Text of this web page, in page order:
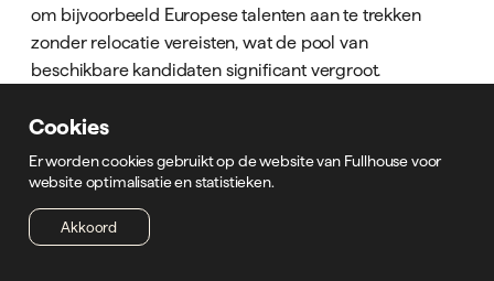
Cookies
Er worden cookies gebruikt op de website van Fullhouse voor
website optimalisatie en statistieken.
Akkoord
om bijvoorbeeld Europese talenten aan te trekken
zonder relocatie vereisten, wat de pool van
beschikbare kandidaten significant vergroot.
Een in house recruiter biedt organisaties met
structurele wervingsbehoeften strategische voordelen
door diepgaande bedrijfskennis, kostenefficiëntie en
verbeterde employer branding. De investering in